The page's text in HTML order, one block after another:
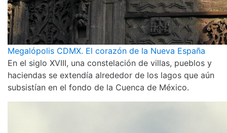
Megalópolis CDMX. El corazón de la Nueva España
En el siglo XVIII, una constelación de villas, pueblos y
haciendas se extendía alrededor de los lagos que aún
subsistían en el fondo de la Cuenca de México.